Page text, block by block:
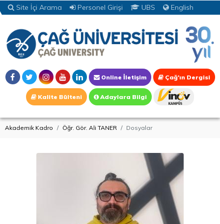
Site İçi Arama Personel Girişi UBS English
Online İletişim Çağ'ın Dergisi
Kalite Bülteni Adaylara Bilgi
Akademik Kadro Öğr. Gör. Ali TANER Dosyalar